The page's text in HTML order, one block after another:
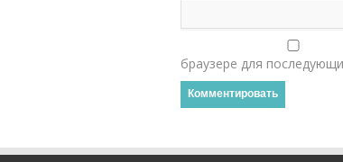
браузере для